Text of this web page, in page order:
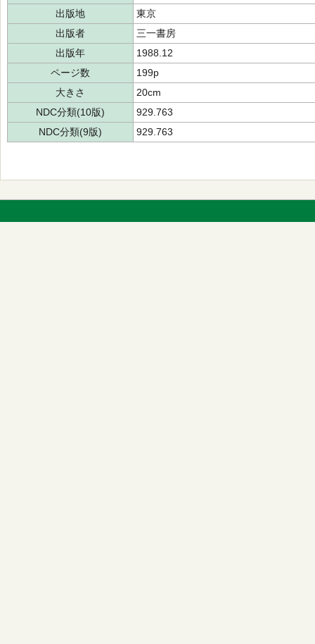
出版地
東京
出版者
三一書房
出版年
1988.12
ページ数
199p
大きさ
20cm
NDC分類(10版)
929.763
NDC分類(9版)
929.763